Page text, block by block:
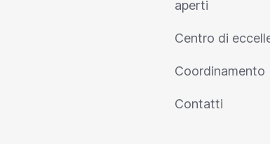
aperti
Centro di
Coordinamento
Contatti